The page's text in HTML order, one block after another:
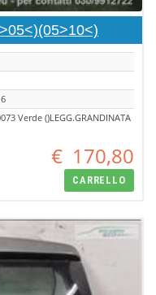
Verde ()LEGG.GRANDINATA
€ 170,80
CARRELLO